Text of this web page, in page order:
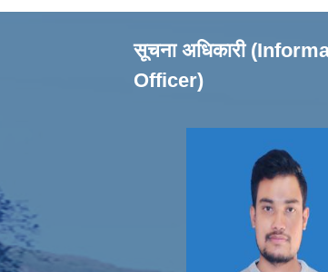
सूचना अधिकारी
Officer)